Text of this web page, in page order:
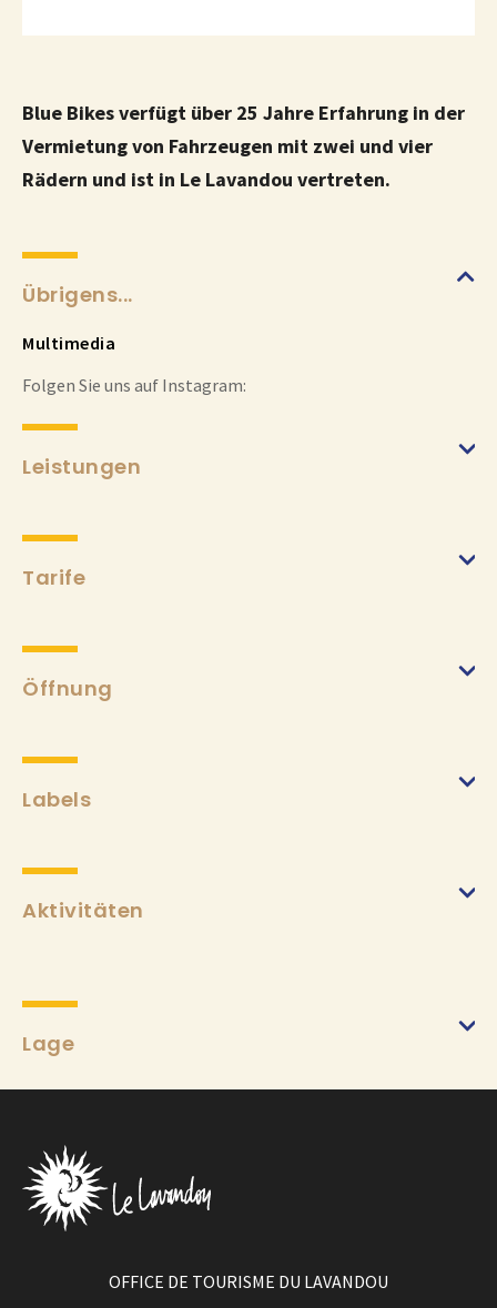
Blue Bikes verfügt über 25 Jahre Erfahrung in der
Vermietung von Fahrzeugen mit zwei und vier
Rädern und ist in Le Lavandou vertreten.
Übrigens...
Multimedia
Folgen Sie uns auf Instagram:
Leistungen
Tarife
Öffnung
Labels
Aktivitäten
Lage
OFFICE DE TOURISME DU LAVANDOU